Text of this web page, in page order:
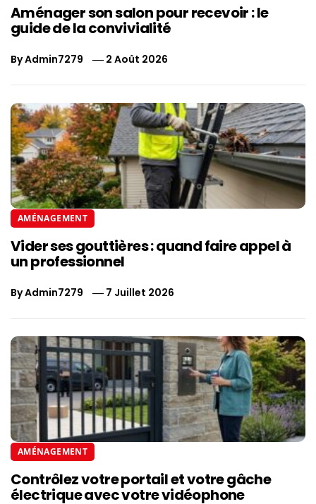
Aménager son salon pour recevoir : le
guide de la convivialité
ByAdmin7279 2 Août 2026
AMÉNAGEMENT
Vider ses gouttières : quand faire appel à
un professionnel
ByAdmin7279 7 Juillet 2026
AMÉNAGEMENT
Contrôlez votre portail et votre gâche
électrique avec votre vidéophone